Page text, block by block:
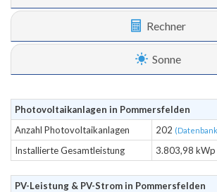
Rechner
Sonne
Photovoltaikanlagen in Pommersfelden
Anzahl Photovoltaikanlagen
202
Installierte Gesamtleistung 3.803,98 kWp
PV-Leistung & PV-Strom in Pommersfelden